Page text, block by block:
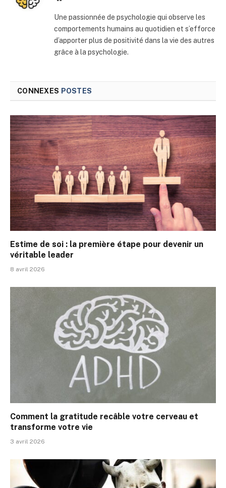
Une passionnée de psychologie qui observe les
comportements humains au quotidien et s’efforce
d’apporter plus de positivité dans la vie des autres
grâce à la psychologie.
CONNEXES POSTES
Estime de soi : la première étape pour devenir un
véritable leader
8 avril 2026
Comment la gratitude recâble votre cerveau et
transforme votre vie
3 avril 2026